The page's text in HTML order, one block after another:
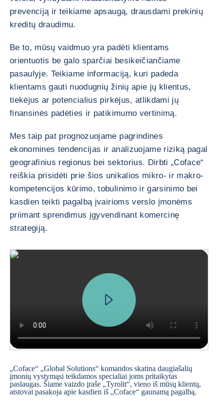
prevenciją ir teikiame apsaugą, drausdami prekinių
kreditų draudimu.
Be to, mūsų vaidmuo yra padėti klientams
orientuotis be galo sparčiai besikeičiančiame
pasaulyje. Teikiame informaciją, kuri padeda
klientams gauti nuodugnių žinių apie jų klientus,
tiekėjus ar potencialius pirkėjus, atlikdami jų
finansinės padėties ir patikimumo vertinimą.
Mes taip pat prognozuojame pagrindines
ekonomines tendencijas ir analizuojame riziką pagal
geografinius regionus bei sektorius. Dirbti „Coface“
reiškia prisidėti prie šios unikalios mikro- ir makro-
kompetencijos kūrimo, tobulinimo ir garsinimo bei
kasdien teikti pagalbą įvairioms verslo įmonėms
priimant sprendimus įgyvendinant komercinę
strategiją.
„Coface“ „Global Solutions“ komandos skatina daugiašalių
įmonių vystymąsi teikdamos specialiai joms pritaikytas
paslaugas. Šiame vaizdo įraše „Tyrolit“, vieno iš mūsų klientų,
atstovai pasakoja apie kasdien iš „Coface“ gaunamą pagalbą.